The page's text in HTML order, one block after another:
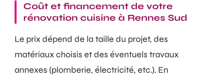
Coût et financement de votre
rénovation cuisine à Rennes Sud
Le prix dépend de la taille du projet, des
matériaux choisis et des éventuels travaux
annexes (plomberie, électricité, etc.). En